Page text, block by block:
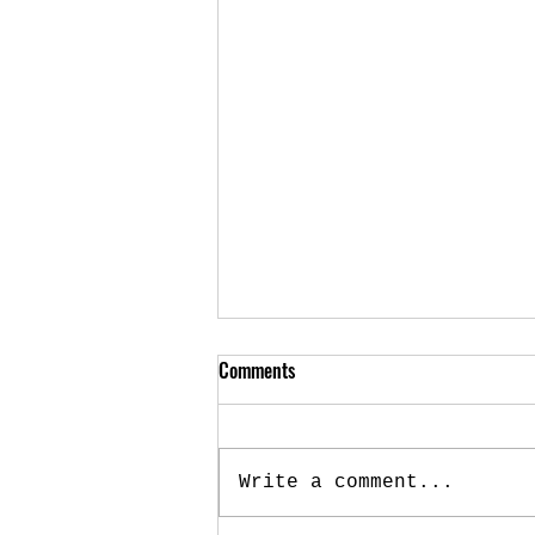
What Would La Malinche Say? ~By
Kidnapped, enslaved Sees
Comments
Write a comment...